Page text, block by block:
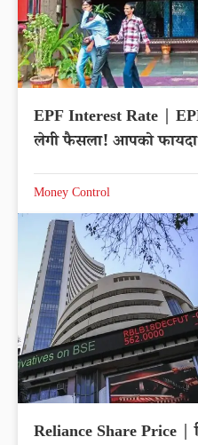
EPF Interest Rate |
लेगी फैसला! आपको फायदा
Money Control
Reliance Share Price |